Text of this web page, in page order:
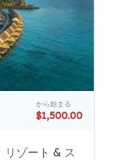
から始まる
$1,500.00
リゾート & ス